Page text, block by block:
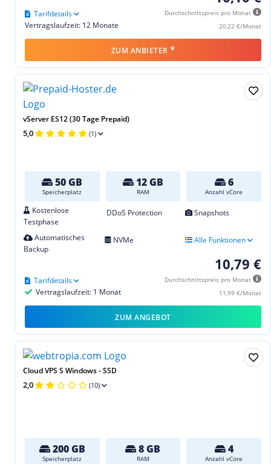
Durchschnittspreis pro Monat
20,22 €/Monat
Vertragslaufzeit: 12 Monate
Tarifdetails
ZUM ANBIETER *
vServer ES12 (30 Tage Prepaid)
5,0 (1)
50 GB
Speicherplatz
12 GB
RAM
6
Anzahl vCore
Kostenlose
Testphase
DDoS Protection Snapshots
Automatisches
Backup
NVMe Alle Funktionen
10,79 €
Durchschnittspreis pro Monat
11,99 €/Monat
Vertragslaufzeit: 1 Monat
Tarifdetails
ZUM ANGEBOT
Cloud VPS S Windows - SSD
2,0 (10)
200 GB
Speicherplatz
8 GB
RAM
4
Anzahl vCore